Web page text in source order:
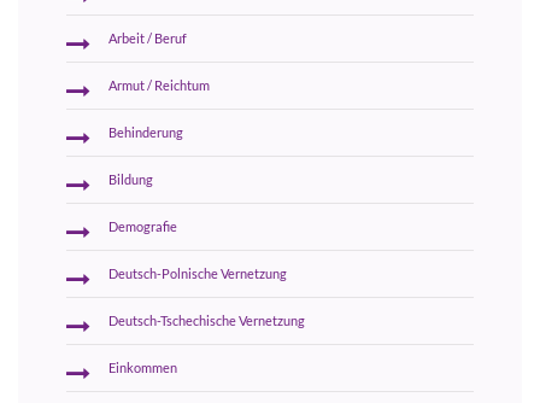
Arbeit / Beruf
Armut / Reichtum
Behinderung
Bildung
Demografie
Deutsch-Polnische Vernetzung
Deutsch-Tschechische Vernetzung
Einkommen